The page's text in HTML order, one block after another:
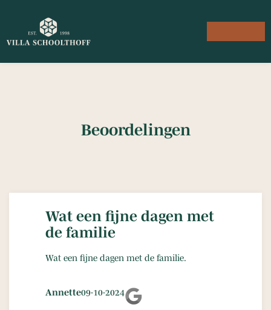
Beoordelingen
Wat een fijne dagen met
de familie
Wat een fijne dagen met de familie.
Annette09-10-2024